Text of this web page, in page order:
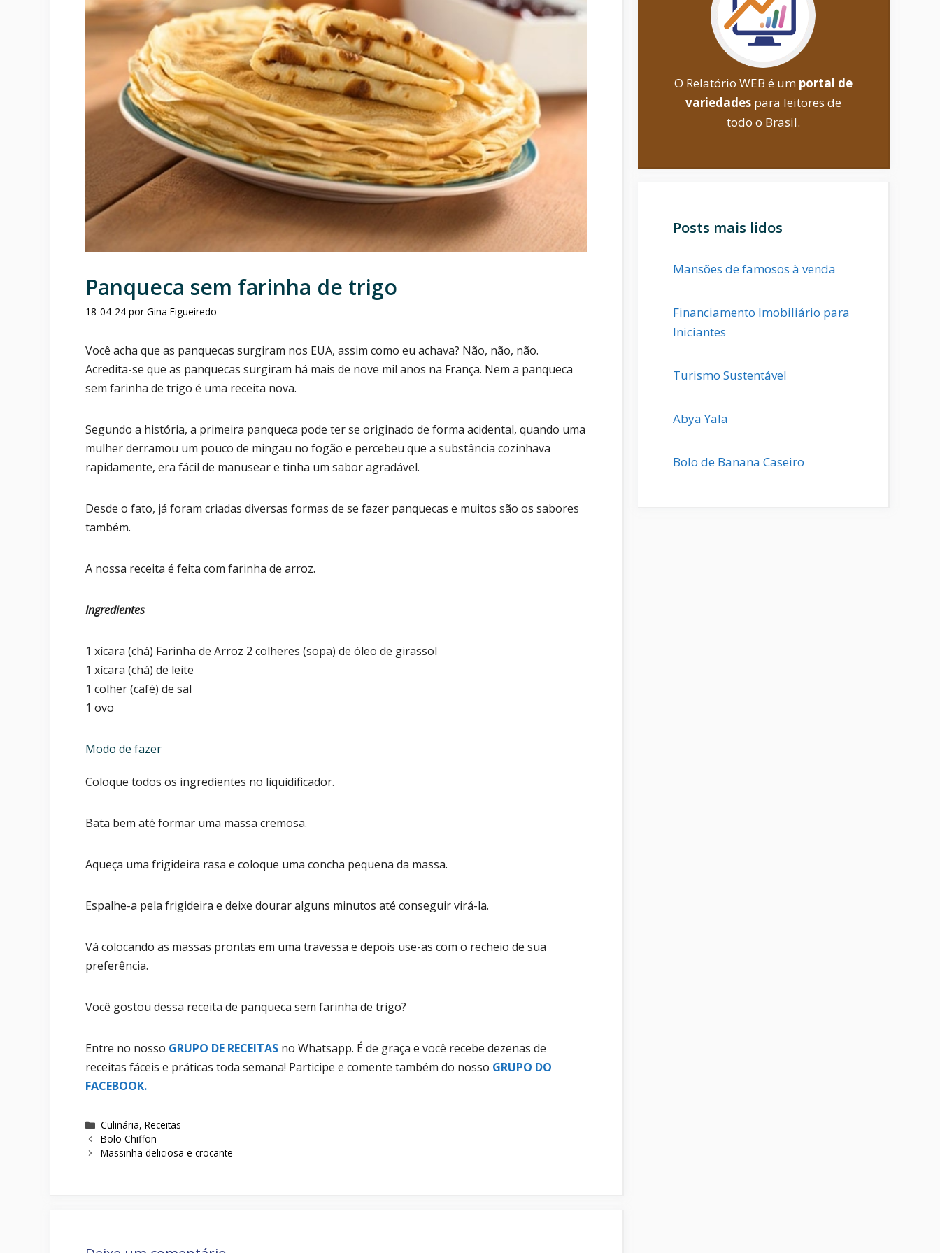
Panqueca sem farinha de trigo
18-04-24 por Gina Figueiredo
Você acha que as panquecas surgiram nos EUA, assim como eu achava? Não, não, não.
Acredita-se que as panquecas surgiram há mais de nove mil anos na França. Nem a panqueca
sem farinha de trigo é uma receita nova.
Segundo a história, a primeira panqueca pode ter se originado de forma acidental, quando uma
mulher derramou um pouco de mingau no fogão e percebeu que a substância cozinhava
rapidamente, era fácil de manusear e tinha um sabor agradável.
Desde o fato, já foram criadas diversas formas de se fazer panquecas e muitos são os sabores
também.
A nossa receita é feita com farinha de arroz.
Ingredientes
1 xícara (chá) Farinha de Arroz 2 colheres (sopa) de óleo de girassol
1 xícara (chá) de leite
1 colher (café) de sal
1 ovo
Modo de fazer
Coloque todos os ingredientes no liquidificador.
Bata bem até formar uma massa cremosa.
Aqueça uma frigideira rasa e coloque uma concha pequena da massa.
Espalhe-a pela frigideira e deixe dourar alguns minutos até conseguir virá-la.
Vá colocando as massas prontas em uma travessa e depois use-as com o recheio de sua
preferência.
Você gostou dessa receita de panqueca sem farinha de trigo?
Entre no nosso GRUPO DE RECEITAS no Whatsapp. É de graça e você recebe dezenas de
receitas fáceis e práticas toda semana! Participe e comente também do nosso GRUPO DO
FACEBOOK.
Categorias
Culinária, Receitas
Bolo Chiffon
Massinha deliciosa e crocante
O Relatório WEB é um portal de
variedadespara leitores de
todo o Brasil.
Posts mais lidos
Mansões de famosos à venda
Financiamento Imobiliário para
Iniciantes
Turismo Sustentável
Abya Yala
Bolo de Banana Caseiro